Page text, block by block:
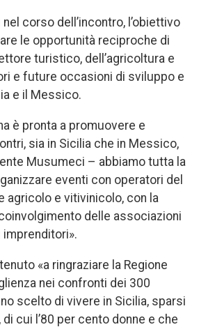
corso dell’incontro, l’obiettivo
le opportunità reciproche di
turistico, dell’agricoltura e
e future occasioni di sviluppo e
e il Messico.
è pronta a promuovere e
sia in Sicilia che in Messico,
Musumeci – abbiamo tutta la
eventi con operatori del
agricolo e vitivinicolo, con la
delle associazioni
«a ringraziare la Regione
nei confronti dei 300
scelto di vivere in Sicilia, sparsi
cui l’80 per cento donne e che